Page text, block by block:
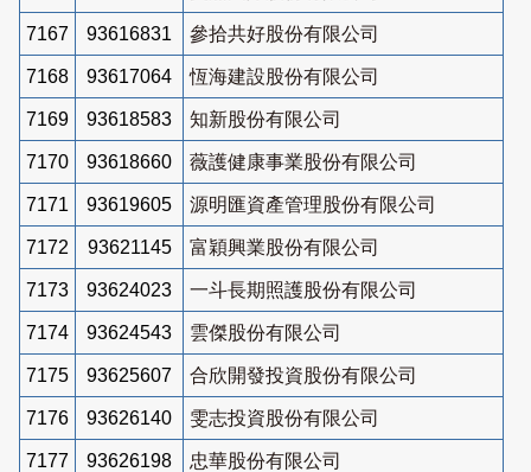
7167 93616831 參拾共好股份有限公司
7168 93617064 恆海建設股份有限公司
7169 93618583 知新股份有限公司
7170 93618660 薇護健康事業股份有限公司
7171 93619605 源明匯資產管理股份有限公司
7172 93621145 富穎興業股份有限公司
7173 93624023 一斗長期照護股份有限公司
7174 93624543 雲傑股份有限公司
7175 93625607 合欣開發投資股份有限公司
7176 93626140 雯志投資股份有限公司
7177 93626198 忠華股份有限公司